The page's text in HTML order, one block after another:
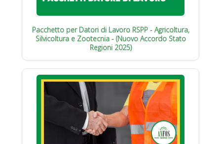
Pacchetto per Datori di Lavoro RSPP - Agricoltura,
Silvicoltura e Zootecnia - (Nuovo Accordo Stato
Regioni 2025)